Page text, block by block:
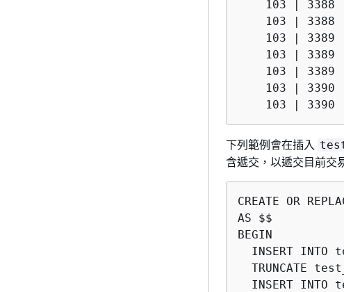
103 | 3388
103 | 3388
103 | 3389
103 | 3389
103 | 3389
103 | 3390
下列範例會在插入
含遞交，以遞交目前交
CREATE OR
AS $$
BEGIN
INSERT INTO
TRUNCATE
INSERT INTO